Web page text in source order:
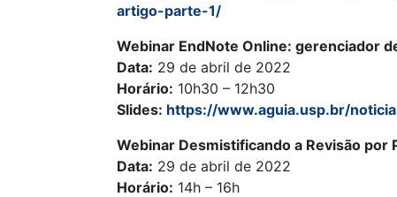
artigo-parte-1/
Webinar EndNote Online: gerenciador
Data: 29 de abril de 2022
Horário: 10h30 – 12h30
Slides: https://www.aguia.usp.br/
Webinar Desmistificando a Revisão por
Data: 29 de abril de 2022
Horário: 14h – 16h